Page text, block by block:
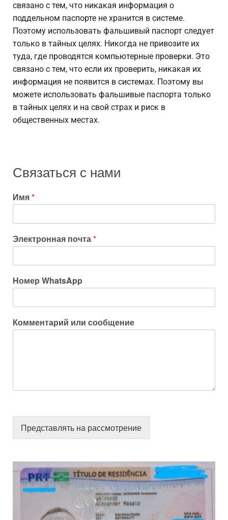
связано с тем, что никакая информация о
поддельном паспорте не хранится в системе.
Поэтому использовать фальшивый паспорт следует
только в тайных целях. Никогда не привозите их
туда, где проводятся компьютерные проверки. Это
связано с тем, что если их проверить, никакая их
информация не появится в системах. Поэтому вы
можете использовать фальшивые паспорта только
в тайных целях и на свой страх и риск в
общественных местах.
Связаться с нами
Имя*
Электронная почта*
Номер WhatsApp
Комментарий или сообщение
Представлять на рассмотрение